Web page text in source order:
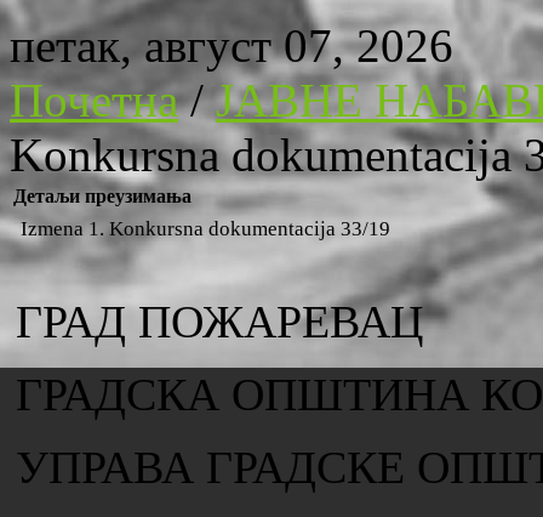
петак, август 07, 2026
Почетна/ЈАВНЕ
Konkursna dokumentacija
Детаљи преузимања
Izmena 1. Konkursna dokumentacija 33/19
ГРАД ПОЖАРЕВАЦ
ГРАДСКА ОПШТИНА
УПРАВА ГРАДСКЕ